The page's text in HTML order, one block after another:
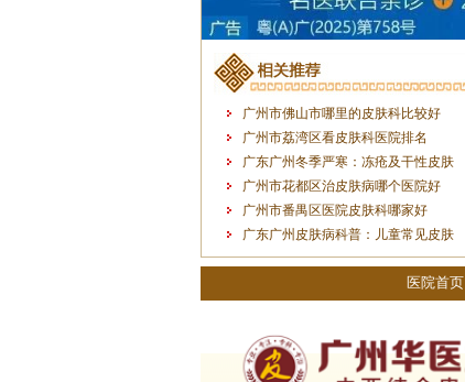
广州市佛山市哪里的皮肤科比较好
广州市荔湾区看皮肤科医院排名
广东广州冬季严寒：冻疮及干性皮肤
广州市花都区治皮肤病哪个医院好
广州市番禺区医院皮肤科哪家好
广东广州皮肤病科普：儿童常见皮肤
医院首页